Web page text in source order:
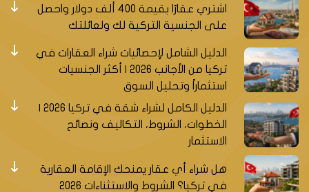
اشتري عقارًا بقيمة 400 ألف دولار واحصل
على الجنسية التركية لك ولعائلتك
الدليل الشامل لإحصائيات شراء العقارات في
تركيا من الأجانب 2026 | أكثر الجنسيات
استثماراً وتحليل السوق
الخطوات، الشروط، التكاليف ونصائح
الاستثمار
هل شراء أي عقار يمنحك الإقامة العقارية
في تركيا؟ الشروط والاستثناءات 2026